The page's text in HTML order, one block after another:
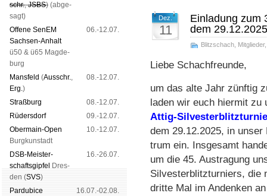
schr.,JSBS) (ab­ge­
sagt)
Offene SenEM
Sach­sen-An­halt
ü50 & ü65 Mag­de­
burg
06.-12.07.
Mans­feld (Aus­schr.,
Erg.)
08.-12.07.
Straß­burg
08.-12.07.
Rüders­dorf
09.-12.07.
Ober­main-Open
Burg­kun­stadt
10.-12.07.
DSB-Meister­
schafts­gipfel
Dres­
den (SVS)
16.-26.07.
Pardu­bice
16.07.-02.08.
Dez.
11
Einladung zum
dem 29.12.2025
Blitzschach Mitglieder
Liebe Schachfreunde,
um das alte Jahr zünf­tig
la­den wir euch hier­mit zu
Attig-
dem 29.12.2025, in
trum ein. Ins­ge­samt
um die 45. Aus­tra­gung
Sil­ves­ter­blitz­tur­niers, die
dritte Mal im An­den­ken